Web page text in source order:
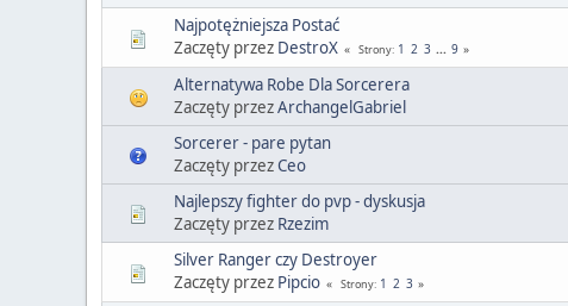
Najpotężniejsza Postać
Zaczęty przez DestroX Strony 1 2 3 ... 9
Alternatywa Robe Dla Sorcerera
Zaczęty przezArchangelGabriel
Sorcerer - pare pytan
Zaczęty przezCeo
Najlepszy fighter do pvp - dyskusja
Zaczęty przez Rzezim
Silver Ranger czy Destroyer
Zaczęty przez Pipcio Strony 1 2 3